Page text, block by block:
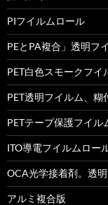
PIフイルムロール
PEとPA複合」透明フ
PET白色スモークフ
PET透明フイルム、糊
PETテープ保護フイル
ITO導電フイルムロー
OCA光学接着剤。透
アルミ複合版